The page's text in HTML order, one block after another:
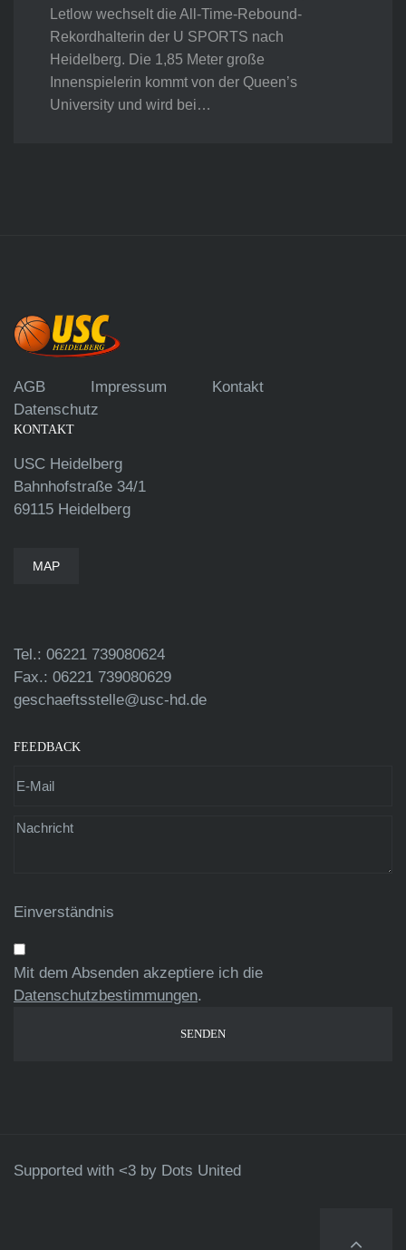
Letlow wechselt die All-Time-Rebound-
Rekordhalterin der U SPORTS nach
Heidelberg. Die 1,85 Meter große
Innenspielerin kommt von der Queen’s
University und wird bei…
AGB Impressum
Kontakt
Datenschutz
KONTAKT
USC Heidelberg
Bahnhofstraße 34/1
69115 Heidelberg
MAP
Tel.: 06221 739080624
Fax.: 06221 739080629
geschaeftsstelle@usc-hd.de
FEEDBACK
Einverständnis
Mit dem Absenden akzeptiere ich die
Datenschutzbestimmungen.
Supported with <3 by Dots United